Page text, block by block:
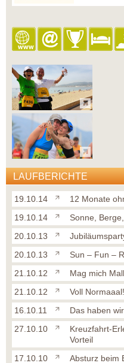
LAUFBERICHTE
19.10.14
12 Monate
19.10.14
Sonne,
20.10.13
20.10.13
Sun – Fun –
21.10.12
Mag mich
21.10.12
Voll Normaaal!
16.10.11
Das haben
27.10.10
Kreuzfahrt-
Vorteil
17.10.10
Absturz beim